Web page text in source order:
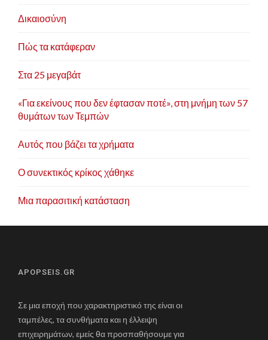
Δικαιοσύνη
Πώς τα κατάφεραν
Στα 25 μεγαβάτ
«Για εκείνους που δεν έφτασαν ποτέ», στη μνήμη των 57
θυμάτων των Τεμπών
Αυτός που βάζει τα χρήματα
Ο συνεκτικός κρίκος χάθηκε
Μια παρασιτική κατάσταση
APOPSEIS.GR
Σε μια εποχή που χαρακτηριστικό της είναι οι
ταμπέλες, τα συνθήματα και η έλλειψη
επιχειρημάτων, εμείς θα προσπαθήσουμε για